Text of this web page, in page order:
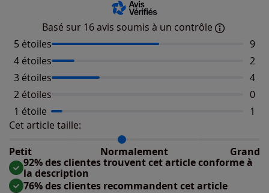
Basé sur 16 avis soumis à un contrôle
5 étoiles
9
4 étoiles
2
3 étoiles
4
2 étoiles
0
1 étoile
1
Cet article taille:
Petit
Normalement Grand
Répartition du taillant selon les avis clients
Taille normalement : 77%
Taille petit : 15%
Taille grand : 8%
92% des clientes trouvent cet article conforme à
la description
76% des clientes recommandent cet article